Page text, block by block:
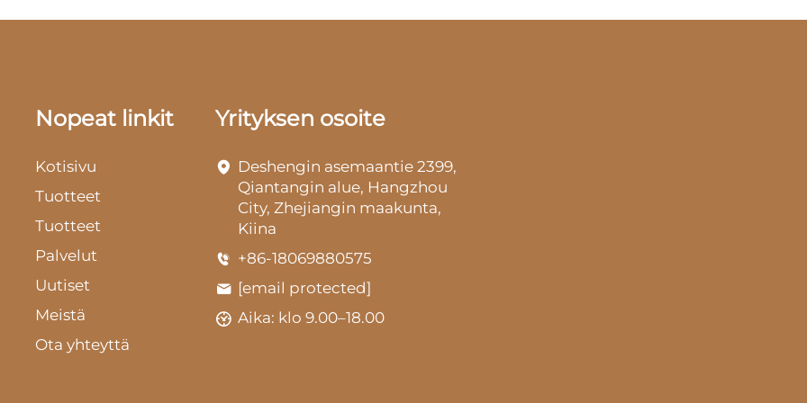
Nopeat linkit
Kotisivu
Tuotteet
Tuotteet
Palvelut
Uutiset
Meistä
Ota yhteyttä
Yrityksen osoite
Deshengin asemaantie 2399,
Qiantangin alue, Hangzhou
City, Zhejiangin maakunta,
Kiina
+86-18069880575
[email protected]
Aika: klo 9.00–18.00